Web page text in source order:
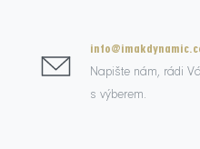
Napište nám, rádi
s výberem.